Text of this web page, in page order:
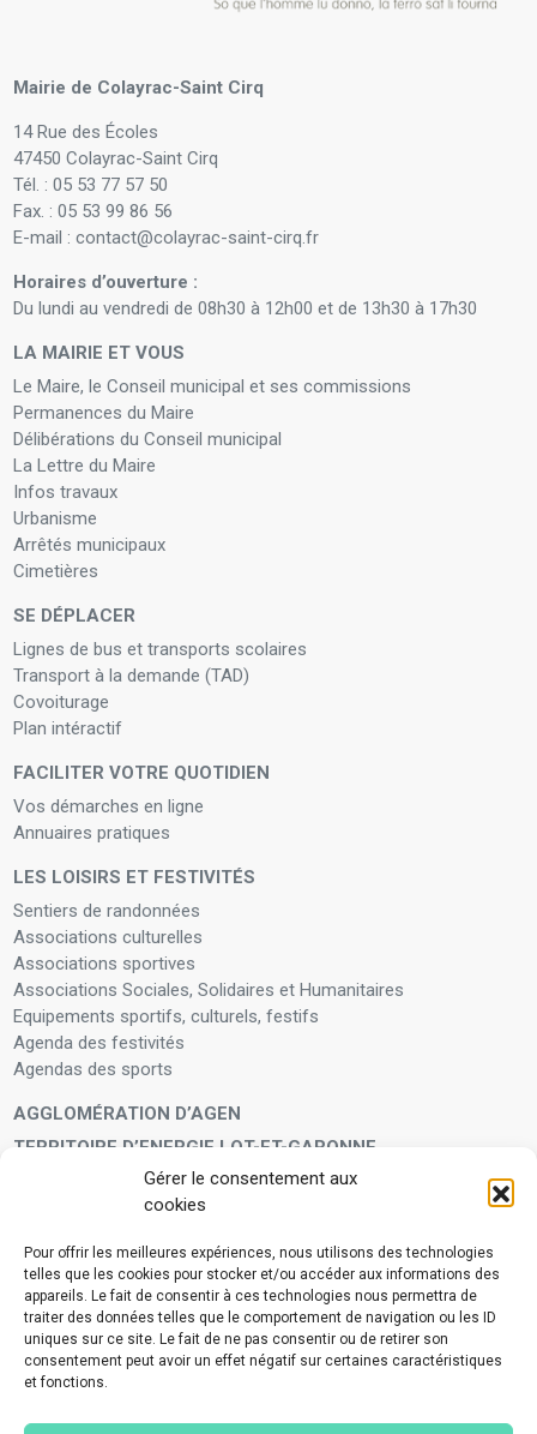
Gérer le consentement aux
cookies
Pour offrir les meilleures expériences, nous utilisons des technologies
telles que les cookies pour stocker et/ou accéder aux informations des
appareils. Le fait de consentir à ces technologies nous permettra de
traiter des données telles que le comportement de navigation ou les ID
uniques sur ce site. Le fait de ne pas consentir ou de retirer son
consentement peut avoir un effet négatif sur certaines caractéristiques
et fonctions.
Mairie de Colayrac-Saint Cirq
14 Rue des Écoles
47450 Colayrac-Saint Cirq
Tél. : 05 53 77 57 50
Fax. : 05 53 99 86 56
E-mail : contact@colayrac-saint-cirq.fr
Horaires d’ouverture :
Du lundi au vendredi de 08h30 à 12h00 et de 13h30 à 17h30
LA MAIRIE ET VOUS
Le Maire, le Conseil municipal et ses commissions
Permanences du Maire
Délibérations du Conseil municipal
La Lettre du Maire
Infos travaux
Urbanisme
Arrêtés municipaux
Cimetières
SE DÉPLACER
Lignes de bus et transports scolaires
Transport à la demande (TAD)
Covoiturage
Plan intéractif
FACILITER VOTRE QUOTIDIEN
Vos démarches en ligne
Annuaires pratiques
LES LOISIRS ET FESTIVITÉS
Sentiers de randonnées
Associations culturelles
Associations sportives
Associations Sociales, Solidaires et Humanitaires
Equipements sportifs, culturels, festifs
Agenda des festivités
Agendas des sports
AGGLOMÉRATION D’AGEN
TERRITOIRE D’ENERGIE LOT-ET-GARONNE
Enfants et adolescents
VIVRE À VOS CÔTÉS
Service municipal d’aide administrative
Aide à la personne en difficulté
Télé-alerte